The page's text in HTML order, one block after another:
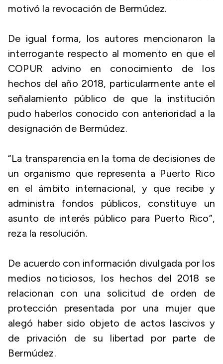
motivó la revocación de Bermúdez.
De igual forma, los autores mencionaron la
interrogante respecto al momento en que el
COPUR advino en conocimiento de los
hechos del año 2018, particularmente ante el
señalamiento público de que la institución
pudo haberlos conocido con anterioridad a la
designación de Bermúdez.
“La transparencia en la toma de decisiones de
un organismo que representa a Puerto Rico
en el ámbito internacional, y que recibe y
administra fondos públicos, constituye un
asunto de interés público para Puerto Rico”,
reza la resolución.
De acuerdo con información divulgada por los
medios noticiosos, los hechos del 2018 se
relacionan con una solicitud de orden de
protección presentada por una mujer que
alegó haber sido objeto de actos lascivos y
de privación de su libertad por parte de
Bermúdez.